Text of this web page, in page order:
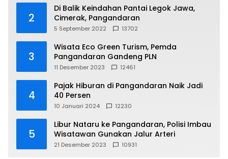
2
Di Balik Keindahan Pantai Legok Jawa,
Cimerak, Pangandaran
5 September 2022 13702
3
Wisata Eco Green Turism, Pemda
Pangandaran Gandeng PLN
11 Desember 2023 12461
4
Pajak Hiburan di Pangandaran Naik Jadi
40 Persen
10 Januari 2024 12230
5
Libur Nataru ke Pangandaran, Polisi Imbau
Wisatawan Gunakan Jalur Arteri
21 Desember 2023 10931